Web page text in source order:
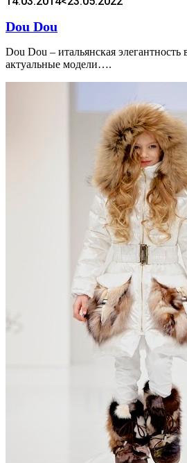
Dou Dou
Dou Dou – итальянская
актуальные модели….